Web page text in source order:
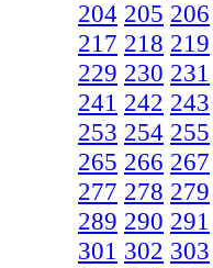
204 205 206
217 218 219
229 230 231
241 242 243
253 254 255
265 266 267
277 278 279
289 290 291
301 302 303